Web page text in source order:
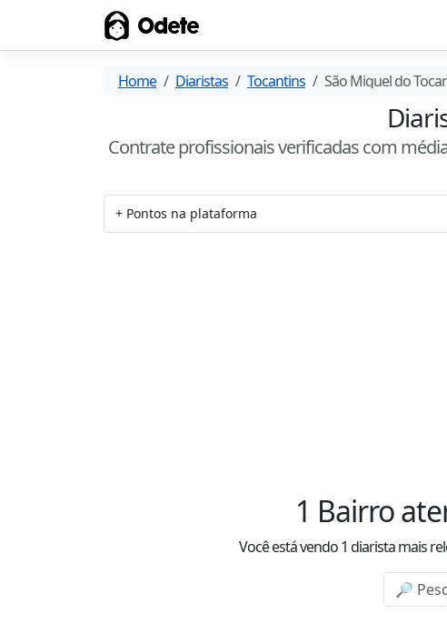
Odete
Home Diaristas Tocantins São Miguel do
Contrate profissionais verificadas com
1 Bairro
Você está vendo1 diarista mais